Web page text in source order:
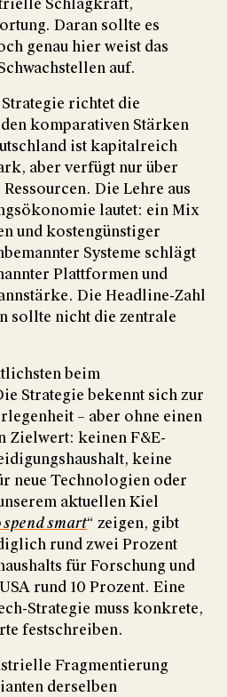
Schlagkraft,
Daran sollte es
genau hier weist das
auf.
richtet die
komparativen Stärken
ist kapitalreich
aber verfügt nur über
Die Lehre aus
lautet: ein Mix
und kostengünstiger
Systeme schlägt
Plattformen und
Die Headline-Zahl
sollte nicht die zentrale
beim
Strategie bekennt sich zur
– aber ohne einen
Zielwert: keinen F&E-
keine
neue Technologien oder
aktuellen Kiel
spend smart“ zeigen, gibt
rund zwei Prozent
für Forschung und
rund 10 Prozent. Eine
Strategie muss konkrete,
festschreiben.
Fragmentierung
derselben